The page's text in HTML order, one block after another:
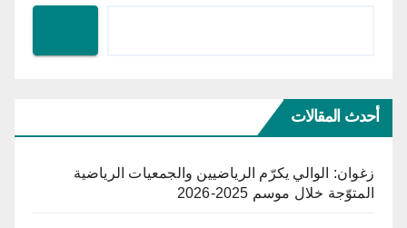
أحدث المقالات
زغوان: الوالي يكرّم الرياضيين والجمعيات الرياضية
المتوّجة خلال موسم 2025-2026